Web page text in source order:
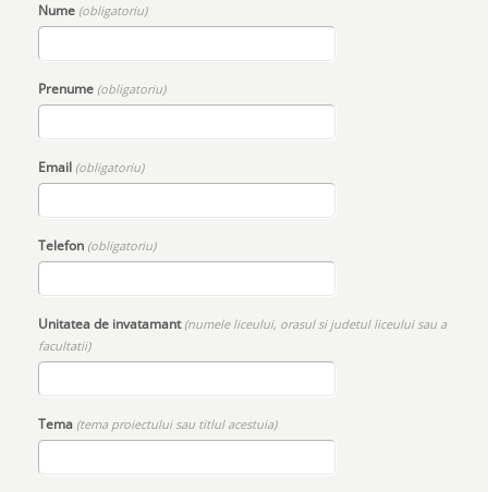
Nume (obligatoriu)
Prenume (obligatoriu)
Email (obligatoriu)
Telefon (obligatoriu)
Unitatea de invatamant (numele liceului, orasul si judetul liceului sau a
facultatii)
Tema (tema proiectului sau titlul acestuia)